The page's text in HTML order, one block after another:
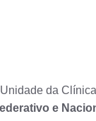
da
e